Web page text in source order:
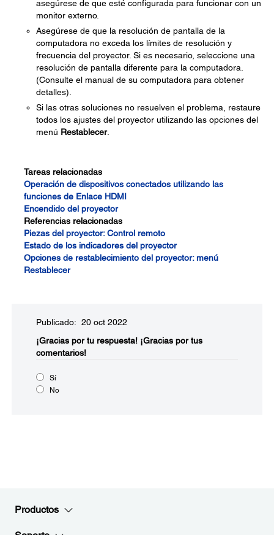
asegúrese de que esté configurada para funcionar con un
monitor externo.
Asegúrese de que la resolución de pantalla de la
computadora no exceda los límites de resolución y
frecuencia del proyector. Si es necesario, seleccione una
resolución de pantalla diferente para la computadora.
(Consulte el manual de su computadora para obtener
detalles).
Si las otras soluciones no resuelven el problema, restaure
todos los ajustes del proyector utilizando las opciones del
menú Restablecer.
Tareas relacionadas
Operación de dispositivos conectados utilizando las
funciones de Enlace HDMI
Encendido del proyector
Referencias relacionadas
Piezas del proyector: Control remoto
Estado de los indicadores del proyector
Opciones de restablecimiento del proyector: menú
Restablecer
Publicado: 20 oct 2022
¡Gracias por tu respuesta! ¡Gracias por tus
comentarios!
Sí
No
Productos